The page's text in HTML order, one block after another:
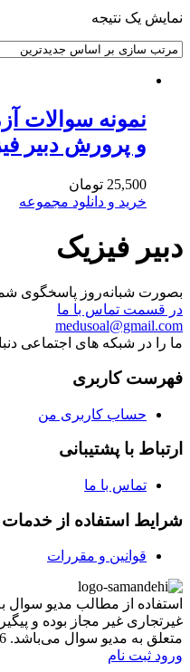
نمایش یک نتیجه
نمونه سوالات
و پرورش دبیر
25,500 تومان
خرید و دانلود مجموعه
دبیر فیزیک
بصورت شبانه‌روز پاسخگوی
در قسمت تماس با ما
medusoal@gmail.com
ما را در شبکه های اجتماعی
فهرست کاربری
حساب کاربری من
ارتباط با پشتیبانی
تماس با ما
شرایط استفاده از
قوانین و مقررات
استفاده از مطالب مدیو سوال
غیرتجاری غیر مجاز بوده و
متعلق به مدیو سوال می‌باشد. Copyright © 2006 - 2026
ورود ثبت نام